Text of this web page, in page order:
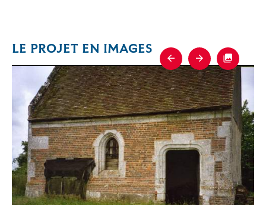
LE PROJET EN IMAGES
Previous
Next